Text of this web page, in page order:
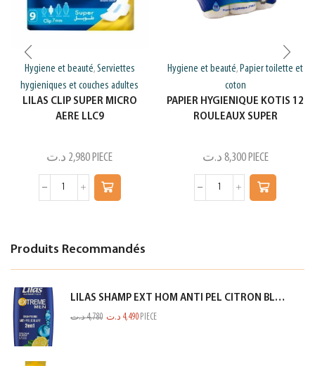
Hygiene et beauté, Serviettes
hygieniques et couches adultes
LILAS CLIP SUPER MICRO
AERE LLC9
2,980 د.ت PIECE
Hygiene et beauté, Papier toilette et
coton
PAPIER HYGIENIQUE KOTIS 12
ROULEAUX SUPER
8,300 د.ت PIECE
Produits Recommandés
LILAS SHAMP EXT HOM ANTI PEL CITRON BLEU 350ML
4,780د.ت 4,490 د.ت PIECE